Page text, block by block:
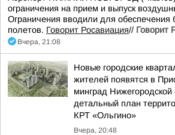
ограничения на прием и выпуск
Ограничения вводили для обеспечения
полетов. Говорит Росавиация// Говорит
Вчера, 21:08
Новые городские
жителей появятся в
минград Нижегородской
детальный план
КРТ «Ольгино»
Вчера, 20:48